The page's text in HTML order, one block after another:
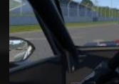
autója